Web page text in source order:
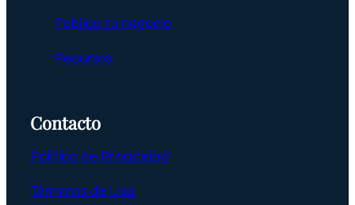
Publica tu negocio
Recursos
Contacto
Política de Privacidad
Términos de Uso